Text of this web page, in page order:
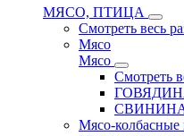
МЯСО, ПТИЦА
Смотреть весь
Мясо
Мясо
Смотреть
Мясо-колбасные